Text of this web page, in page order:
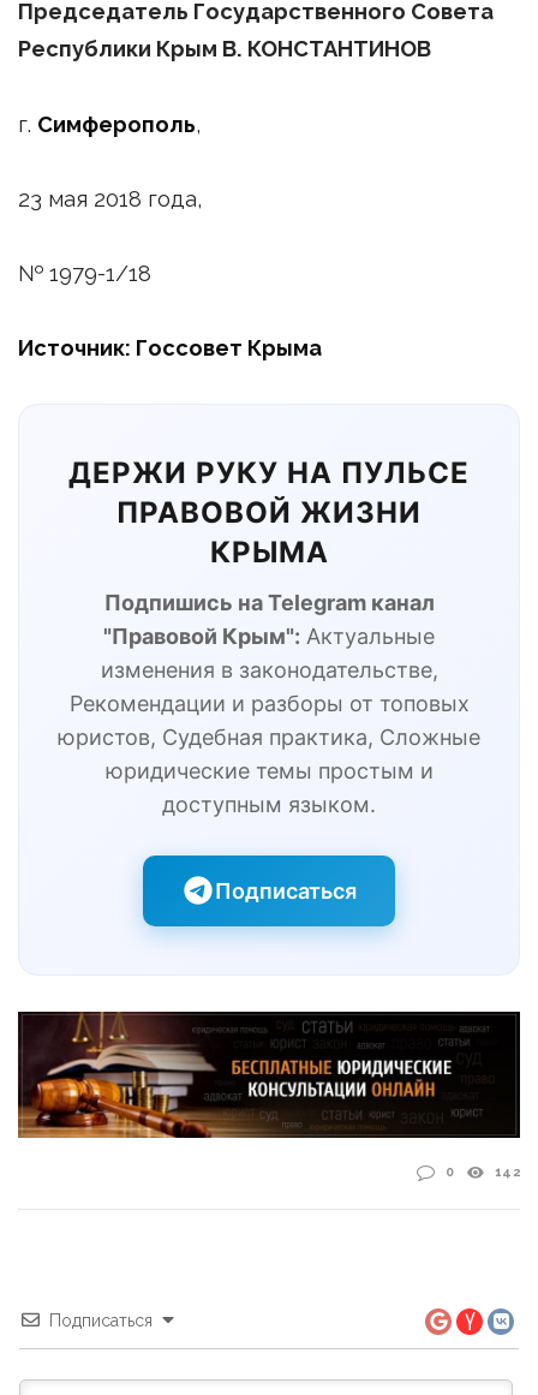
Председатель Государственного Совета
Республики Крым В. КОНСТАНТИНОВ
г. Симферополь,
23 мая 2018 года,
№ 1979-1/18
Источник: Госсовет Крыма
ДЕРЖИ РУКУ НА ПУЛЬСЕ
ПРАВОВОЙ ЖИЗНИ
КРЫМА
Подпишись на Telegram канал
"Правовой Крым": Актуальные
изменения в законодательстве,
Рекомендации и разборы от топовых
юристов, Судебная практика, Сложные
юридические темы простым и
доступным языком.
Подписаться
0 142
Подписаться